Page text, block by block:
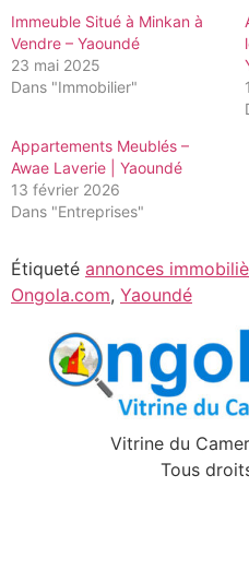
Immeuble Situé à Minkan à
Vendre – Yaoundé
23 mai 2025
Dans "Immobilier"
Appartements Meublés –
Awae Laverie | Yaoundé
13 février 2026
Dans "Entreprises"
Étiqueté annonces
Ongola.com, Yaoundé
Vitrine du
Tous